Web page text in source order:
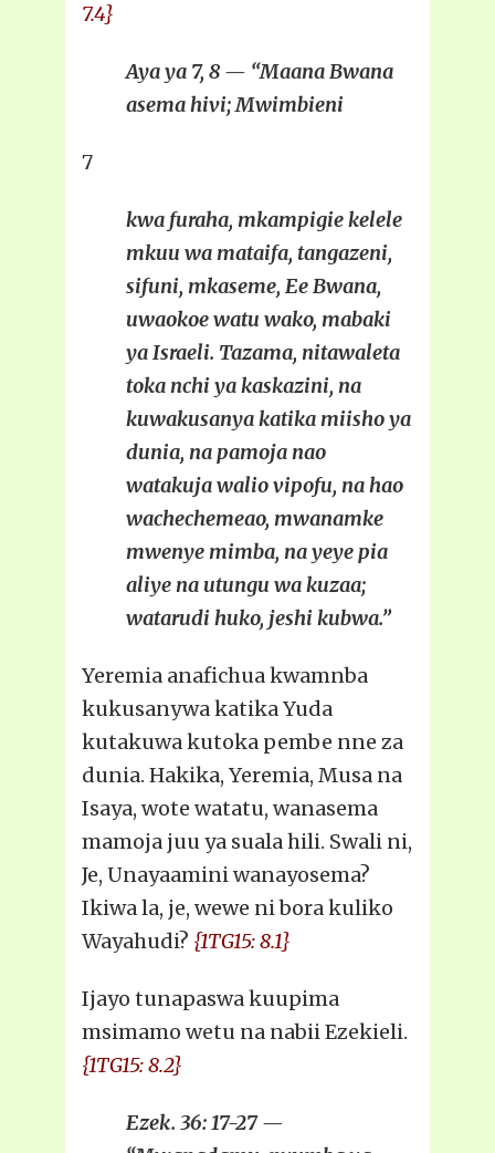
7.4}
Aya ya 7, 8 — “Maana Bwana
asema hivi; Mwimbieni
7
kwa furaha, mkampigie kelele
mkuu wa mataifa, tangazeni,
sifuni, mkaseme, Ee Bwana,
uwaokoe watu wako, mabaki
ya Israeli. Tazama, nitawaleta
toka nchi ya kaskazini, na
kuwakusanya katika miisho ya
dunia, na pamoja nao
watakuja walio vipofu, na hao
wachechemeao, mwanamke
mwenye mimba, na yeye pia
aliye na utungu wa kuzaa;
watarudi huko, jeshi kubwa.”
Yeremia anafichua kwamnba
kukusanywa katika Yuda
kutakuwa kutoka pembe nne za
dunia. Hakika, Yeremia, Musa na
Isaya, wote watatu, wanasema
mamoja juu ya suala hili. Swali ni,
Je, Unayaamini wanayosema?
Ikiwa la, je, wewe ni bora kuliko
Wayahudi? {1TG15: 8.1}
Ijayo tunapaswa kuupima
msimamo wetu na nabii Ezekieli.
{1TG15: 8.2}
Ezek. 36: 17-27 —